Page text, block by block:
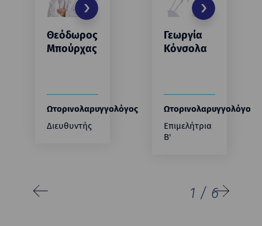
Θεόδωρος
Μπούρχας
Ωτορινoλαρυγγολόγος
Διευθυντής
Γεωργία
Κόνσολα
Ωτορινoλαρυγγολόγος
Επιμελήτρια
Β'
1 / 6